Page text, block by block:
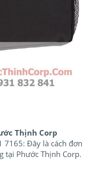
Thịnh Corp
7165: Đây là cách đơn
tại Phước Thịnh Corp.